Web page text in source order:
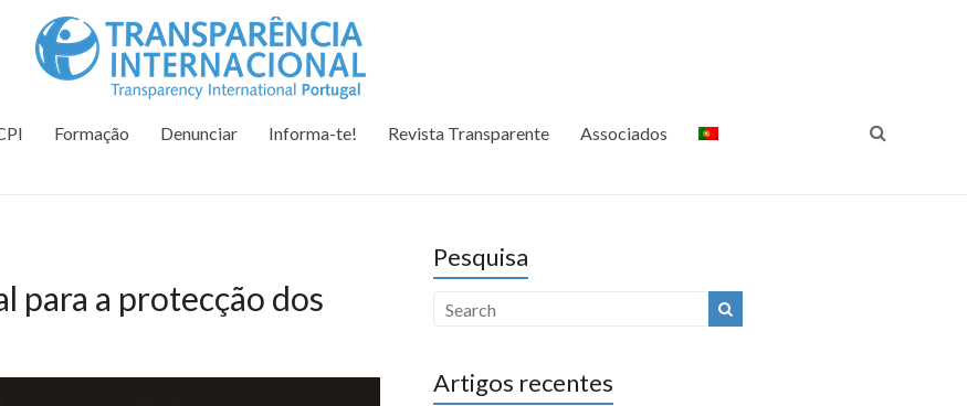
Formação Denunciar Informa-te! Revista Transparente Associados
para a protecção dos
Pesquisa
Artigos recentes